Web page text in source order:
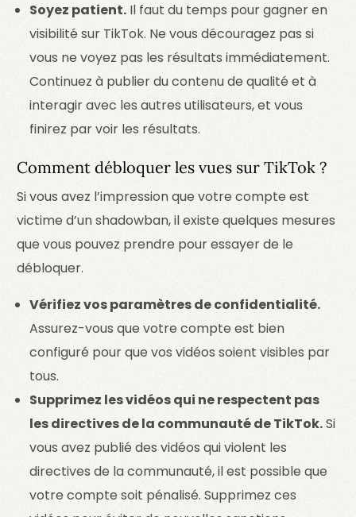
Soyez patient. Il faut du temps pour gagner en
visibilité sur TikTok. Ne vous découragez pas si
vous ne voyez pas les résultats immédiatement.
Continuez à publier du contenu de qualité et à
interagir avec les autres utilisateurs, et vous
finirez par voir les résultats.
Comment débloquer les vues sur TikTok ?
Si vous avez l’impression que votre compte est
victime d’un shadowban, il existe quelques mesures
que vous pouvez prendre pour essayer de le
débloquer.
Vérifiez vos paramètres de confidentialité.
Assurez-vous que votre compte est bien
configuré pour que vos vidéos soient visibles par
tous.
Supprimez les vidéos qui ne respectent pas
les directives de la communauté de TikTok.Si
vous avez publié des vidéos qui violent les
directives de la communauté, il est possible que
votre compte soit pénalisé. Supprimez ces